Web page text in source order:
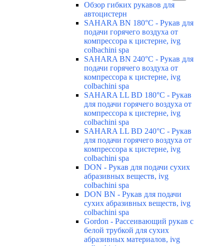
Обзор гибких рукавов для
автоцистерн
SAHARA BN 180°C - Рукав для
подачи горячего воздуха от
компрессора к цистерне, ivg
colbachini spa
SAHARA BN 240°C - Рукав для
подачи горячего воздуха от
компрессора к цистерне, ivg
colbachini spa
SAHARA LL BD 180°C - Рукав
для подачи горячего воздуха от
компрессора к цистерне, ivg
colbachini spa
SAHARA LL BD 240°C - Рукав
для подачи горячего воздуха от
компрессора к цистерне, ivg
colbachini spa
DON - Рукав для подачи сухих
абразивных веществ, ivg
colbachini spa
DON BN - Рукав для подачи
сухих абразивных веществ, ivg
colbachini spa
Gordon - Рассеивающий рукав с
белой трубкой для сухих
абразивных материалов, ivg